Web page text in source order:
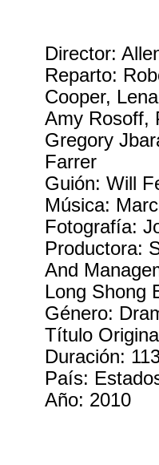
Director:
Reparto:
Cooper,
Amy Rosoff,
Gregory
Farrer
Guión: Will
Música:
Fotografía:
Productora:
And
Long Shong
Género:
Título
Duración:
País:
Año: 2010